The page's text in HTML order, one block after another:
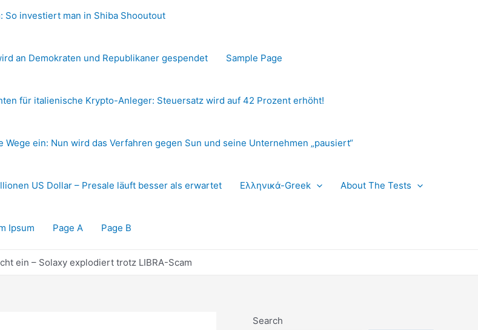
So investiert man in Shiba Shooutout
an Demokraten und Republikaner gespendet Sample Page
für italienische Krypto-Anleger: Steuersatz wird auf 42 Prozent erhöht!
Wege ein: Nun wird das Verfahren gegen Sun und seine Unternehmen „pausiert“
US Dollar – Presale läuft besser als erwartet Ελληνικά-Greek About The Tests
Ipsum Page A Page B
ein – Solaxy explodiert trotz LIBRA-Scam
Search